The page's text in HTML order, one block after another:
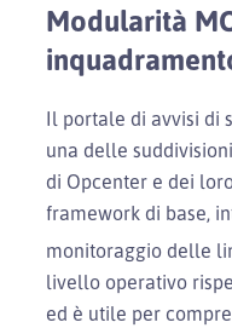
Modularità
Il portale di avvisi di
una delle
di Opcenter e dei
framework di base,
monitoraggio delle
livello operativo
ed è utile per